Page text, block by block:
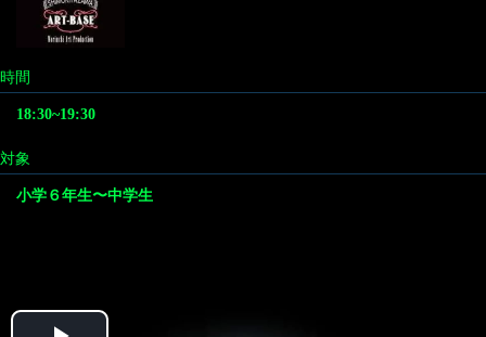
時間
18:30~19:30
対象
小学６年生〜中学生